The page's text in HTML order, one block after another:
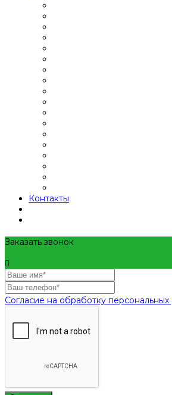
Контакты
Заказать звонок
Согласие на обработку